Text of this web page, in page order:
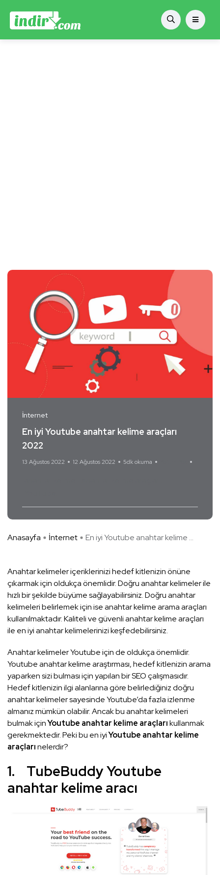
İnternet
En iyi Youtube anahtar kelime araçları
2022
13 Ağustos 2022 12 Ağustos 2022 5dk okuma
Anasayfa İnternet En iyi Youtube anahtar kelime ...
Anahtar kelimeler içeriklerinizi hedef kitlenizin önüne
çıkarmak için oldukça önemlidir. Doğru anahtar kelimeler ile
hızlı bir şekilde büyüme sağlayabilirsiniz. Doğru anahtar
kelimeleri belirlemek için ise anahtar kelime arama araçları
kullanılmaktadır. Kaliteli ve güvenli anahtar kelime araçları
ile en iyi anahtar kelimelerinizi keşfedebilirsiniz.
Anahtar kelimeler Youtube için de oldukça önemlidir.
Youtube anahtar kelime araştırması, hedef kitlenizin arama
yaparken sizi bulması için yapılan bir SEO çalışmasıdır.
Hedef kitlenizin ilgi alanlarına göre belirlediğiniz doğru
anahtar kelimeler sayesinde Youtube’da fazla izlenme
almanız mümkün olabilir. Ancak bu anahtar kelimeleri
bulmak içinYoutube anahtar kelime araçlarıkullanmak
gerekmektedir. Peki bu en iyiYoutube anahtar kelime
araçlarınelerdir?
1. TubeBuddy Youtube
anahtar kelime aracı